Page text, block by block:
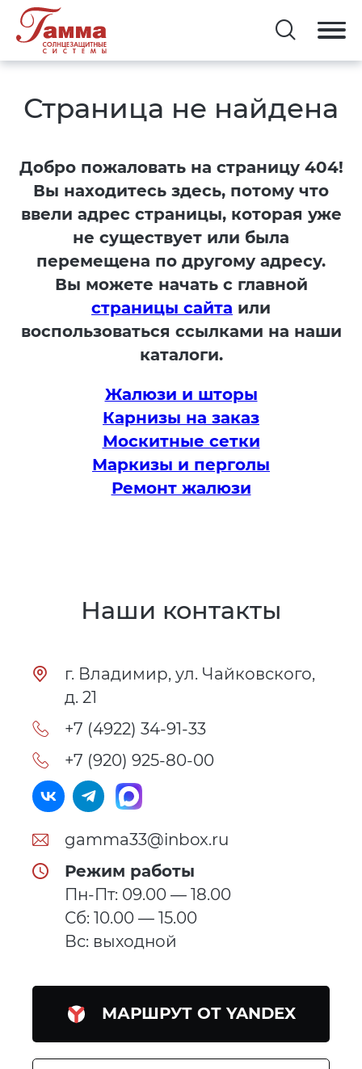
Страница не найдена
Добро пожаловать на страницу 404!
Вы находитесь здесь, потому что
ввели адрес страницы, которая уже
не существует или была
перемещена по другому адресу.
Вы можете начать с главной
страницы сайта или
воспользоваться ссылками на наши
каталоги.
Жалюзи и шторы
Карнизы на заказ
Москитные сетки
Маркизы и перголы
Ремонт жалюзи
Наши контакты
г. Владимир, ул. Чайковского,
д. 21
+7 (4922) 34-91-33
+7 (920) 925-80-00
gamma33@inbox.ru
Режим работы
Пн-Пт: 09.00 — 18.00
Сб: 10.00 — 15.00
Вс: выходной
МАРШРУТ ОТ YANDEX